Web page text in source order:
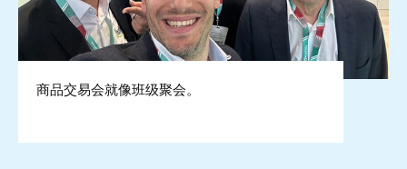
商品交易会就像班级聚会。